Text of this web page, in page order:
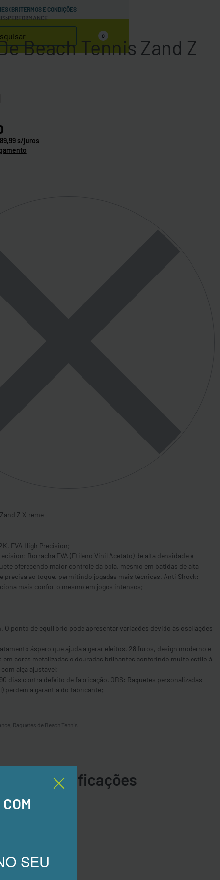
(BR)TERMOS E CONDIÇÕES
0
›PERFORMANCE
Beach Tennis Zand Z
s/juros
Z Xtreme
EVA High Precision;
Borracha EVA (Etileno Vinil Acetato) de alta densidade e
oferecendo maior controle da bola, mesmo em batidas de alta
precisa ao toque, permitindo jogadas mais técnicas. Anti Shock:
mais conforto mesmo em jogos intensos;
O ponto de equilíbrio pode apresentar variações devido às oscilações
áspero que ajuda a gerar efeitos, 28 furos, design moderno e
em cores metalizadas e douradas brilhantes conferindo muito estilo à
alça ajustável;
dias contra defeito de fabricação. OBS: Raquetes personalizadas
perdem a garantia do fabricante;
Raquetes de Beach Tennis
Especificações
SEU